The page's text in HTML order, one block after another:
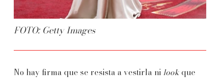
FOTO: Getty Images
No hay firma que se resista a vestirla ni look que